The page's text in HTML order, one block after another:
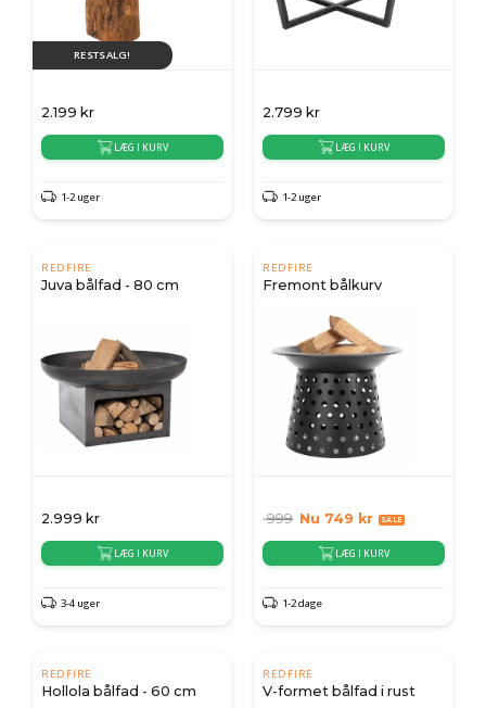
RESTSALG!
2.199 kr
LÆG I KURV
1-2 uger
2.799 kr
LÆG I KURV
1-2 uger
REDFIRE
Juva bålfad - 80 cm
2.999 kr
LÆG I KURV
3-4 uger
REDFIRE
Fremont bålkurv
999 Nu 749 kr
LÆG I KURV
1-2 dage
REDFIRE
Hollola bålfad - 60 cm
REDFIRE
V-formet bålfad i rust